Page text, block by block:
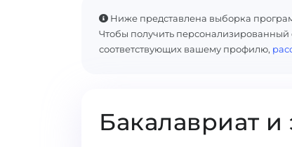
Ниже представлена выборка
Чтобы получить персонализированный
соответствующих вашему профилю,
Бакалавриат